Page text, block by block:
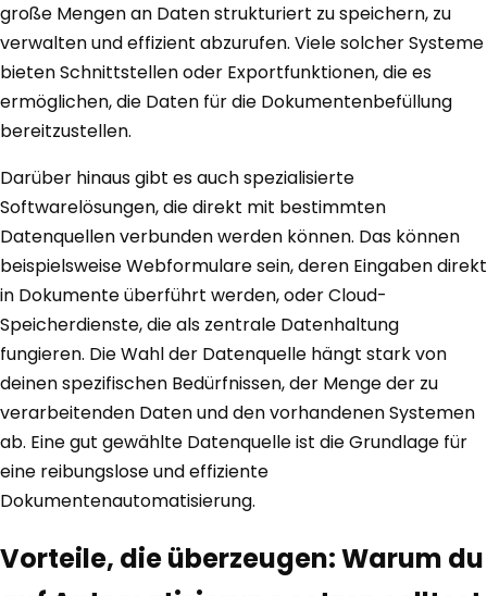
große Mengen an Daten strukturiert zu speichern, zu
verwalten und effizient abzurufen. Viele solcher Systeme
bieten Schnittstellen oder Exportfunktionen, die es
ermöglichen, die Daten für die Dokumentenbefüllung
bereitzustellen.
Darüber hinaus gibt es auch spezialisierte
Softwarelösungen, die direkt mit bestimmten
Datenquellen verbunden werden können. Das können
beispielsweise Webformulare sein, deren Eingaben direkt
in Dokumente überführt werden, oder Cloud-
Speicherdienste, die als zentrale Datenhaltung
fungieren. Die Wahl der Datenquelle hängt stark von
deinen spezifischen Bedürfnissen, der Menge der zu
verarbeitenden Daten und den vorhandenen Systemen
ab. Eine gut gewählte Datenquelle ist die Grundlage für
eine reibungslose und effiziente
Dokumentenautomatisierung.
Vorteile, die überzeugen: Warum du